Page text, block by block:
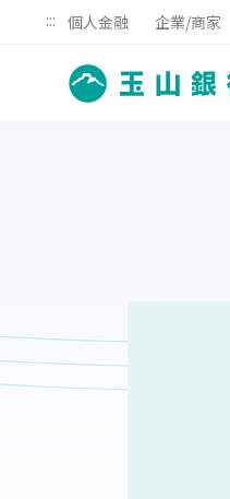
::: 個人金融 企業/商家